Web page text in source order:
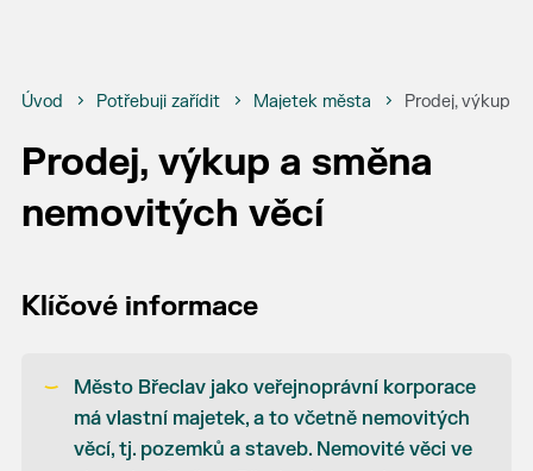
Úvod Potřebuji zařídit Majetek města Prodej, výkup
Prodej, výkup a směna
nemovitých věcí
Klíčové informace
Město Břeclav jako veřejnoprávní korporace
má vlastní majetek, a to včetně nemovitých
věcí, tj. pozemků a staveb. Nemovité věci ve